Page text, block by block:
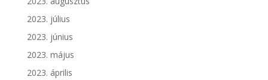
2023. július
2023. június
2023. május
2023. április